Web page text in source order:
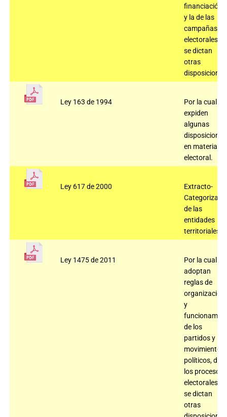
financiación
y la de las
campañas
electorales y
se dictan
otras
Ley 163 de 1994
Por la cual se
expiden
algunas
disposiciones
en materia
electoral.
Ley 617 de 2000
Extracto-
de las
entidades
territoriales.
Ley 1475 de 2011
Por la cual se
adoptan
reglas de
organización
y
de los
partidos y
movimientos
políticos, de
los procesos
electorales y
se dictan
otras